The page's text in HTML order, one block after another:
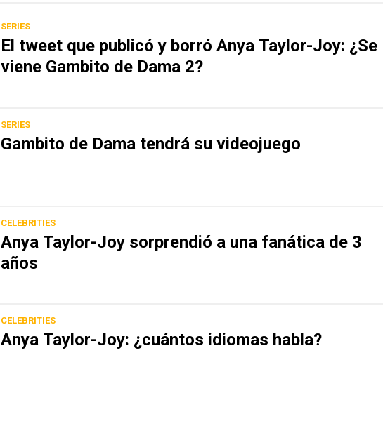
SERIES
El tweet que publicó y borró Anya Taylor-Joy: ¿Se
viene Gambito de Dama 2?
SERIES
Gambito de Dama tendrá su videojuego
CELEBRITIES
Anya Taylor-Joy sorprendió a una fanática de 3
años
CELEBRITIES
Anya Taylor-Joy: ¿cuántos idiomas habla?